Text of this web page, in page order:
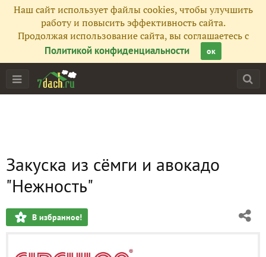
Наш сайт использует файлы cookies, чтобы улучшить
работу и повысить эффективность сайта.
Продолжая использование сайта, вы соглашаетесь с
Политикой конфиденциальности
ок
Закуска из сёмги и авокадо
"Нежность"
В избранное!